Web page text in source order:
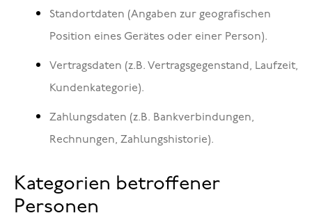
Standortdaten (Angaben zur geografischen
Position eines Gerätes oder einer Person).
Vertragsdaten (z.B. Vertragsgegenstand, Laufzeit,
Kundenkategorie).
Zahlungsdaten (z.B. Bankverbindungen,
Rechnungen, Zahlungshistorie).
Kategorien betroffener
Personen